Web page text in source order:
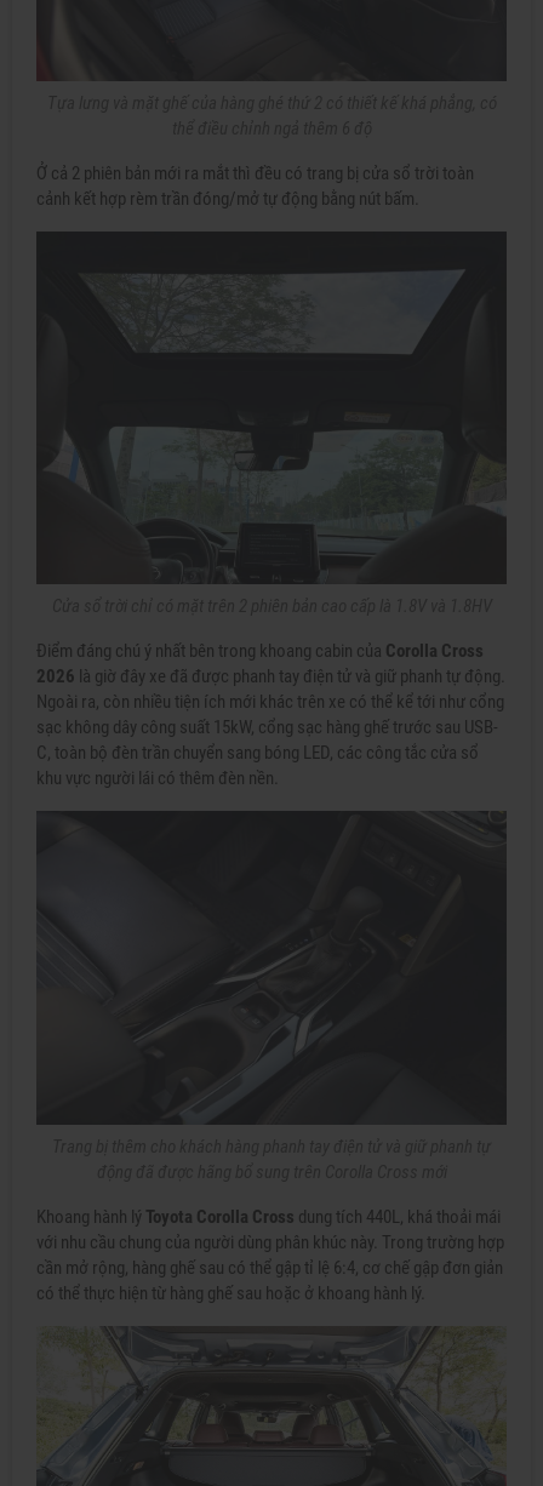
Ở cả 2 phiên bản mới ra mắt thì đều có trang bị cửa sổ trời toàn
cảnh kết hợp rèm trần đóng/mở tự động bằng nút bấm.
Điểm đáng chú ý nhất bên trong khoang cabin của Corolla Cross
2026 là giờ đây xe đã được phanh tay điện tử và giữ phanh tự động.
Ngoài ra, còn nhiều tiện ích mới khác trên xe có thể kể tới như cổng
sạc không dây công suất 15kW, cổng sạc hàng ghế trước sau USB-
C, toàn bộ đèn trần chuyển sang bóng LED, các công tắc cửa sổ
khu vực người lái có thêm đèn nền.
Khoang hành lý Toyota Corolla Cross dung tích 440L, khá thoải mái
với nhu cầu chung của người dùng phân khúc này. Trong trường hợp
cần mở rộng, hàng ghế sau có thể gập tỉ lệ 6:4, cơ chế gập đơn giản
có thể thực hiện từ hàng ghế sau hoặc ở khoang hành lý.